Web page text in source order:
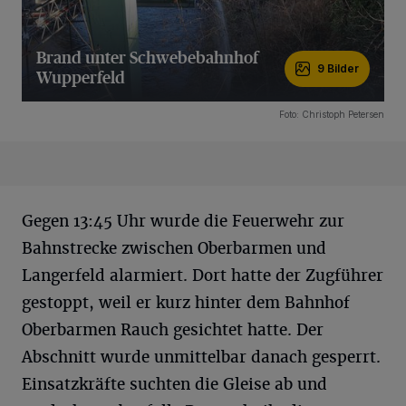
Brand unter Schwebebahnhof
Wupperfeld
9 Bilder
Foto: Christoph Petersen
Gegen 13:45 Uhr wurde die Feuerwehr zur
Bahnstrecke zwischen Oberbarmen und
Langerfeld alarmiert. Dort hatte der Zugführer
gestoppt, weil er kurz hinter dem Bahnhof
Oberbarmen Rauch gesichtet hatte. Der
Abschnitt wurde unmittelbar danach gesperrt.
Einsatzkräfte suchten die Gleise ab und